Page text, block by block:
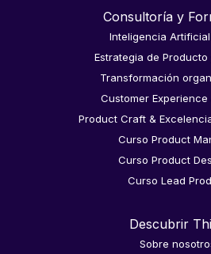
Consultoría y
Inteligencia
Estrategia de Producto
Transformación
Customer Experience
Product Craft &
Curso Product
Curso Product
Curso Lead
Descubrir
Sobre